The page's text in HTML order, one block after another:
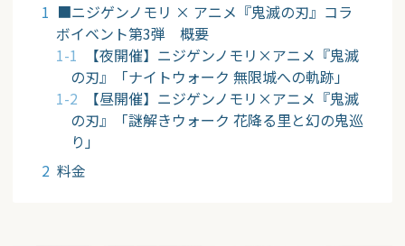
■ニジゲンノモリ × アニメ『鬼滅の刃』コラ
ボイベント第3弾 概要
【夜開催】ニジゲンノモリ×アニメ『鬼滅
の刃』「ナイトウォーク 無限城への軌跡」
【昼開催】ニジゲンノモリ×アニメ『鬼滅
の刃』「謎解きウォーク 花降る里と幻の鬼巡
り」
料金